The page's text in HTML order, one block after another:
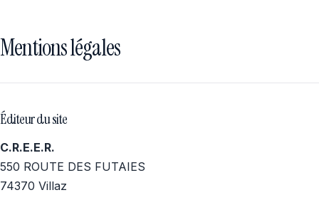
Nos services
Nos réalisations
Contact
Mentions légales
Éditeur du site
C.R.E.E.R.
550 ROUTE DES FUTAIES
74370 Villaz